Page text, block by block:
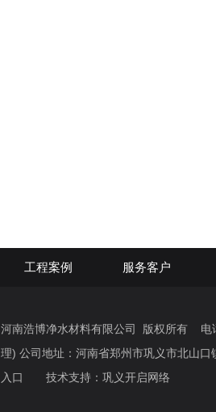
工程案例 服务客户
河南浩博净水材料有限公司 版权所有 电
理) 公司地址：河南省郑州市巩义市北山
入口
技术支持：巩义开启网络